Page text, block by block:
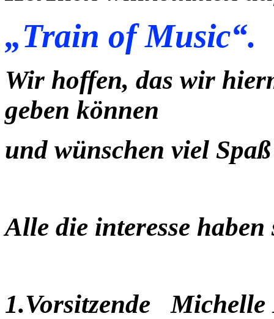
„Train of Music“.
Wir hoffen, das wir
geben können
und wünschen viel
Alle die interesse
1.Vorsitzende Michelle